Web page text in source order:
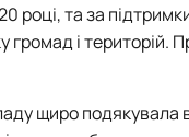
та за
громад і
щиро